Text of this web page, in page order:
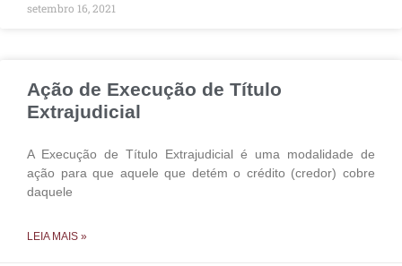
setembro 16, 2021
Ação de Execução de Título
Extrajudicial
A Execução de Título Extrajudicial é uma modalidade de
ação para que aquele que detém o crédito (credor) cobre
daquele
LEIA MAIS »